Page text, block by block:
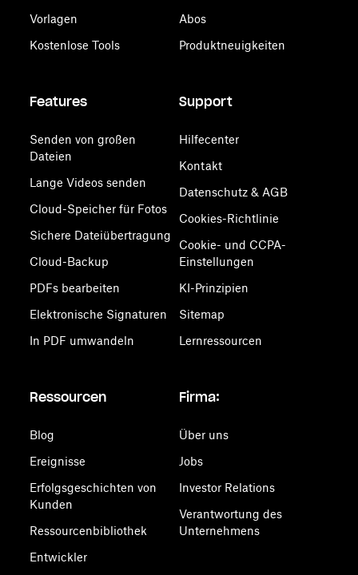
Vorlagen
Kostenlose Tools
Abos
Produktneuigkeiten
Features
Senden von großen
Dateien
Lange Videos senden
Cloud-Speicher für Fotos
Sichere Dateiübertragung
Cloud-Backup
PDFs bearbeiten
Elektronische Signaturen
In PDF umwandeln
Support
Hilfecenter
Kontakt
Datenschutz & AGB
Cookies-Richtlinie
Cookie- und CCPA-
Einstellungen
KI-Prinzipien
Sitemap
Lernressourcen
Ressourcen
Blog
Ereignisse
Erfolgsgeschichten von
Kunden
Ressourcenbibliothek
Entwickler
Firma:
Über uns
Jobs
Investor Relations
Verantwortung des
Unternehmens